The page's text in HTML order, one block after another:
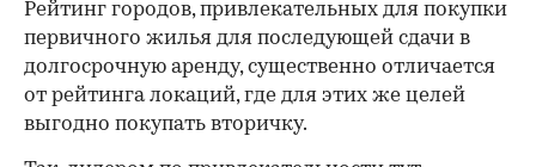
Рейтинг городов, привлекательных для покупки
первичного жилья для последующей сдачи в
долгосрочную аренду, существенно отличается
от рейтинга локаций, где для этих же целей
выгодно покупать вторичку.